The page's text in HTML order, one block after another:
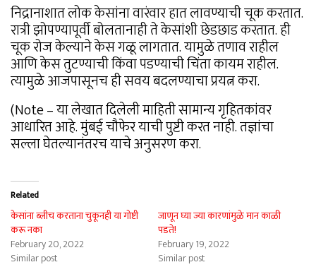
निद्रानाशात लोक केसांना वारंवार हात लावण्याची चूक करतात.
रात्री झोपण्यापूर्वी बोलतानाही ते केसांशी छेडछाड करतात. ही
चूक रोज केल्याने केस गळू लागतात. यामुळे तणाव राहील
आणि केस तुटण्याची किंवा पडण्याची चिंता कायम राहील.
त्यामुळे आजपासूनच ही सवय बदलण्याचा प्रयत्न करा.
(Note – या लेखात दिलेली माहिती सामान्य गृहितकांवर
आधारित आहे. मुंबई चौफेर याची पुष्टी करत नाही. तज्ञांचा
सल्ला घेतल्यानंतरच याचे अनुसरण करा.
Related
केसांना ब्लीच करताना चुकूनही या गोष्टी
करू नका
February 20, 2022
Similar post
जाणून घ्या ज्या कारणांमुळे मान काळी
पडते!
February 19, 2022
Similar post